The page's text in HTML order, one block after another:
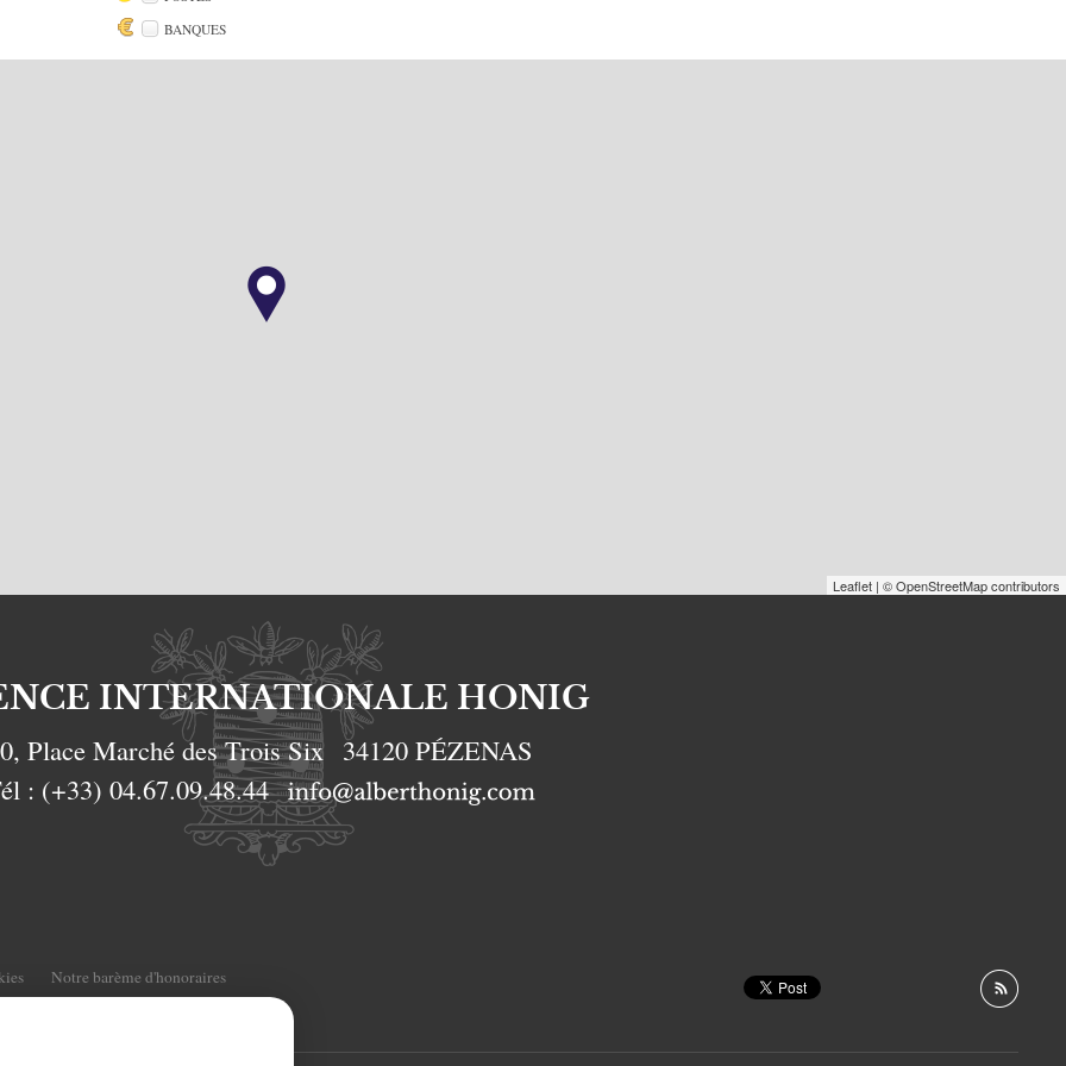
BANQUES
Leaflet | © OpenStreetMap contributors
INTERNATIONALE HONIG
Place Marché des Trois Six 34120 PÉZENAS
: (+33) 04.67.09.48.44
Notre barème d'honoraires